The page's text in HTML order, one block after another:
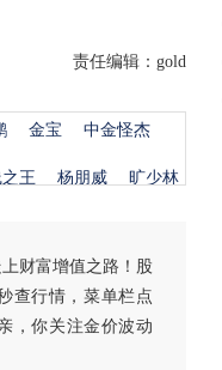
责任编辑：gold
金宝 中金怪杰
王 杨朋威 旷少林
财富增值之路！股
查行情，菜单栏点
，你关注金价波动